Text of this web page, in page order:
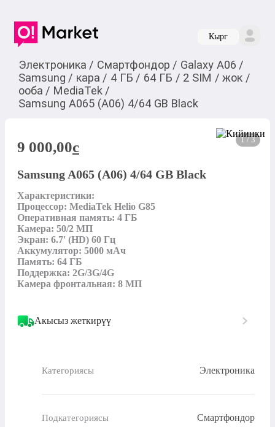
Кырг
Электроника / Смартфондор / Galaxy A06 /
Samsung / кара / 4 ГБ / 64 ГБ / 2 SIM / жок /
ооба / MediaTek /
Samsung A065 (A06) 4/64 GB Black
1 / 3
9 000,00c
Samsung A065 (A06) 4/64 GB Black
Характеристики:
Процессор: MediaTek Helio G85
Оперативная память: 4 ГБ
Камера: 50/2 МП
Экран: 6.7' (HD) 60 Гц
Аккумулятор: 5000 мАч
Память: 64 ГБ
Поддержка: 2G/3G/4G
Камера фронтальная: 8 МП
Акысыз жеткирүү
Категориясы Электроника
Подкатегориясы Смартфондор